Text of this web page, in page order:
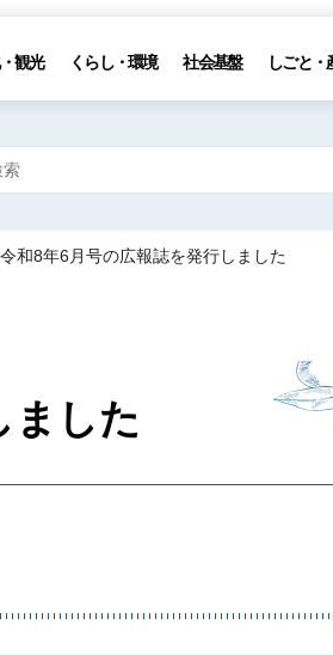
観光 くらし・環境 社会基盤 しごと・
和8年6月号の広報誌を発行しました
ました